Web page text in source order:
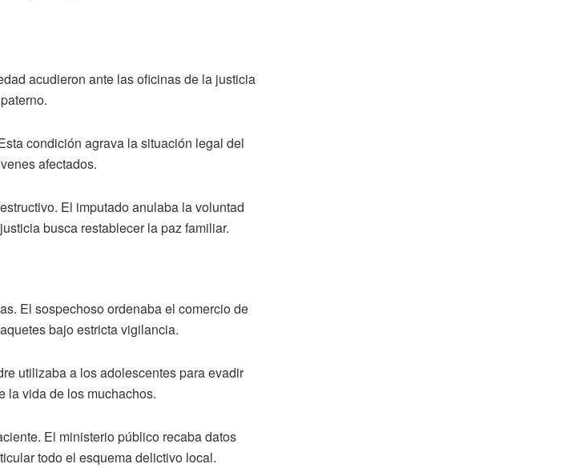
acudieron ante las oficinas de la justicia
condición agrava la situación legal del
afectados.
El imputado anulaba la voluntad
busca restablecer la paz familiar.
El sospechoso ordenaba el comercio de
bajo estricta vigilancia.
utilizaba a los adolescentes para evadir
la vida de los muchachos.
El ministerio público recaba datos
todo el esquema delictivo local.